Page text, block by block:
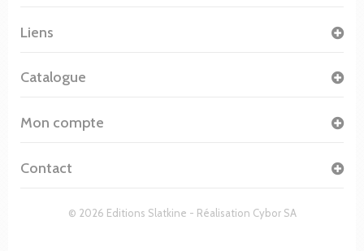
© 2026 Editions Slatkine - Réalisation Cybor SA
Liens
Catalogue
Mon compte
Contact